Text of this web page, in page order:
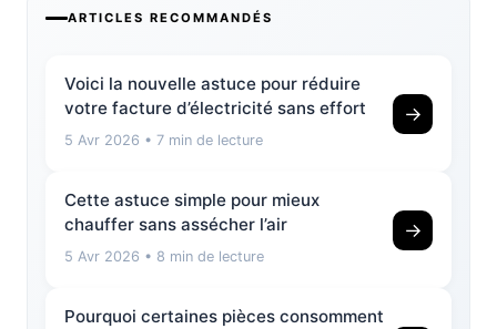
ARTICLES RECOMMANDÉS
Voici la nouvelle astuce pour réduire
votre facture d’électricité sans effort
5 Avr 2026 • 7 min de lecture
→
Cette astuce simple pour mieux
chauffer sans assécher l’air
5 Avr 2026 • 8 min de lecture
→
Pourquoi certaines pièces consomment